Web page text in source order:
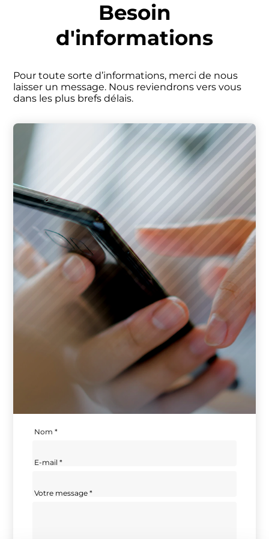
Besoin
d'informations
Pour toute sorte d’informations, merci de nous
laisser un message. Nous reviendrons vers vous
dans les plus brefs délais.
Panneau de gestion des cookies